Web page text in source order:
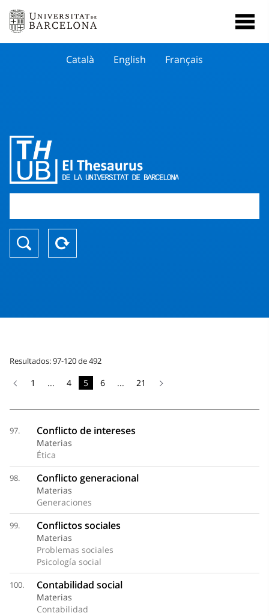
Català English Français
Resultados: 97-120 de 492
1 ... 4 5 6 ... 21
97. Conflicto de intereses
Materias
Ética
98. Conflicto generacional
Materias
Generaciones
99. Conflictos sociales
Materias
Problemas sociales
Psicología social
100. Contabilidad social
Materias
Contabilidad